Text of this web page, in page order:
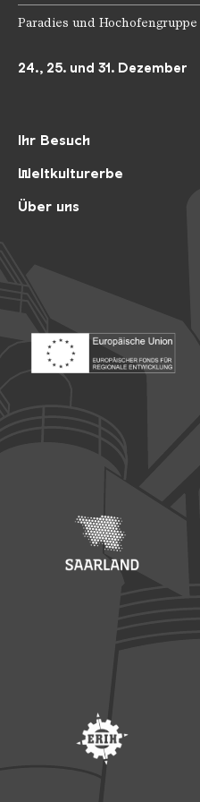
Ihr Besuch
Weltkulturerbe
Über uns
Paradies und Hochofengruppe
24., 25. und 31. Dezember